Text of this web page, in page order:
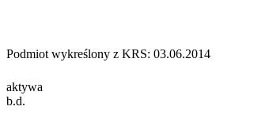
Podmiot wykreślony z KRS: 03.06.2014
aktywa
b.d.